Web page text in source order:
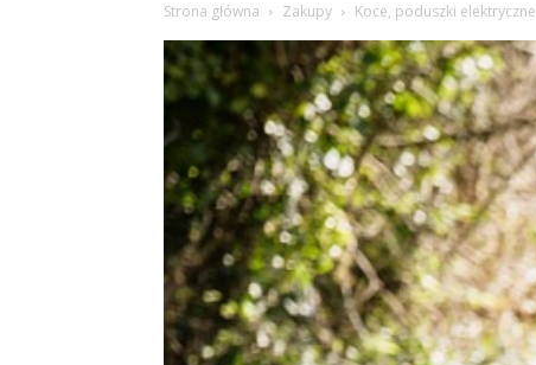
Strona główna Zakupy Koce, poduszki elektryczne